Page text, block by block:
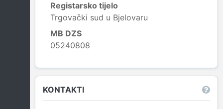
Registarsko tijelo
Trgovački sud u Bjelovaru
MB DZS
05240808
KONTAKTI